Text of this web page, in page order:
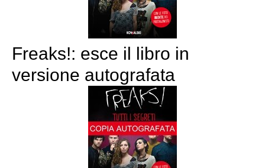
Freaks!: esce il libro in
versione autografata